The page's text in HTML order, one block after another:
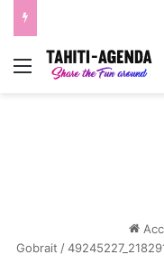
Menu
Gobrait /